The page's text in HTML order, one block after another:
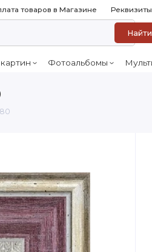
товаров в Магазине
Найти
Фотоальбомы